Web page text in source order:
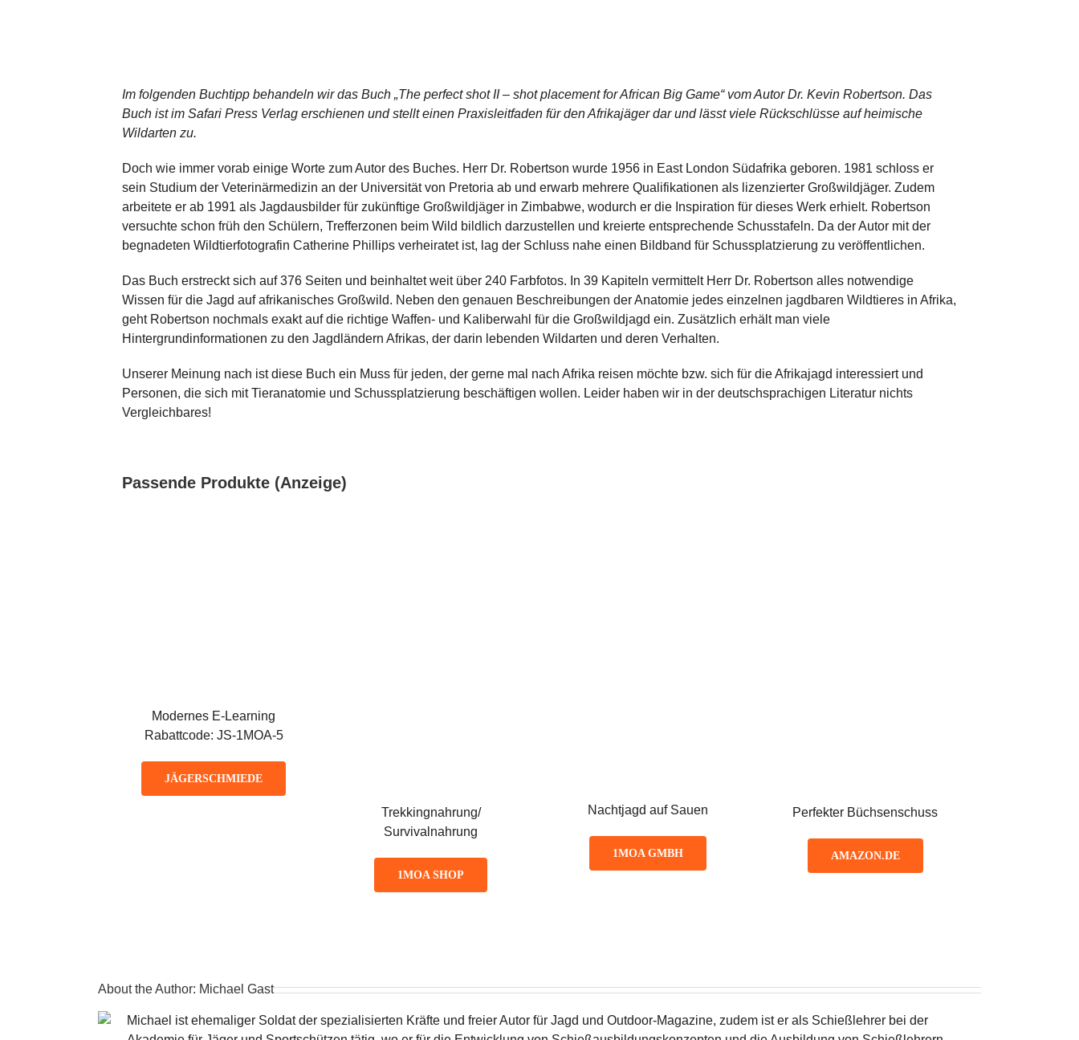
Im folgenden Buchtipp behandeln wir das Buch „The perfect shot II – shot placement for African Big Game“ vom Autor Dr. Kevin Robertson. Das
Buch ist im Safari Press Verlag erschienen und stellt einen Praxisleitfaden für den Afrikajäger dar und lässt viele Rückschlüsse auf heimische
Wildarten zu.
Doch wie immer vorab einige Worte zum Autor des Buches. Herr Dr. Robertson wurde 1956 in East London Südafrika geboren. 1981 schloss er
sein Studium der Veterinärmedizin an der Universität von Pretoria ab und erwarb mehrere Qualifikationen als lizenzierter Großwildjäger. Zudem
arbeitete er ab 1991 als Jagdausbilder für zukünftige Großwildjäger in Zimbabwe, wodurch er die Inspiration für dieses Werk erhielt. Robertson
versuchte schon früh den Schülern, Trefferzonen beim Wild bildlich darzustellen und kreierte entsprechende Schusstafeln. Da der Autor mit der
begnadeten Wildtierfotografin Catherine Phillips verheiratet ist, lag der Schluss nahe einen Bildband für Schussplatzierung zu veröffentlichen.
Das Buch erstreckt sich auf 376 Seiten und beinhaltet weit über 240 Farbfotos. In 39 Kapiteln vermittelt Herr Dr. Robertson alles notwendige
Wissen für die Jagd auf afrikanisches Großwild. Neben den genauen Beschreibungen der Anatomie jedes einzelnen jagdbaren Wildtieres in Afrika,
geht Robertson nochmals exakt auf die richtige Waffen- und Kaliberwahl für die Großwildjagd ein. Zusätzlich erhält man viele
Hintergrundinformationen zu den Jagdländern Afrikas, der darin lebenden Wildarten und deren Verhalten.
Unserer Meinung nach ist diese Buch ein Muss für jeden, der gerne mal nach Afrika reisen möchte bzw. sich für die Afrikajagd interessiert und
Personen, die sich mit Tieranatomie und Schussplatzierung beschäftigen wollen. Leider haben wir in der deutschsprachigen Literatur nichts
Vergleichbares!
Passende Produkte (Anzeige)
Modernes E-Learning
Rabattcode: JS-1MOA-5
JÄGERSCHMIEDE
Trekkingnahrung/
Survivalnahrung
1MOA SHOP
Nachtjagd auf Sauen
1MOA GMBH
Perfekter Büchsenschuss
AMAZON.DE
About the Author: Michael Gast
Michael ist ehemaliger Soldat der spezialisierten Kräfte und freier Autor für Jagd und Outdoor-Magazine, zudem ist er als Schießlehrer bei der